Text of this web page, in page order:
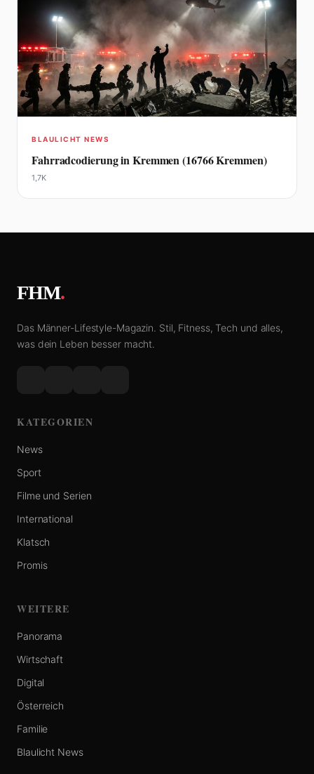
BLAULICHT NEWS
Fahrradcodierung in Kremmen (16766 Kremmen)
1,7K
FHM.
Das Männer-Lifestyle-Magazin. Stil, Fitness, Tech und alles,
was dein Leben besser macht.
KATEGORIEN
News
Sport
Filme und Serien
International
Klatsch
Promis
WEITERE
Panorama
Wirtschaft
Digital
Österreich
Familie
Blaulicht News